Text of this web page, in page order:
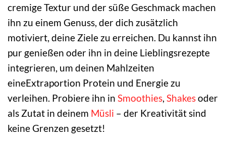
cremige Textur und der süße Geschmack machen
ihn zu einem Genuss, der dich zusätzlich
motiviert, deine Ziele zu erreichen. Du kannst ihn
pur genießen oder ihn in deine Lieblingsrezepte
integrieren, um deinen Mahlzeiten
eineExtraportion Protein und Energie zu
verleihen. Probiere ihn in Smoothies, Shakesoder
als Zutat in deinem Müsli – der Kreativität sind
keine Grenzen gesetzt!